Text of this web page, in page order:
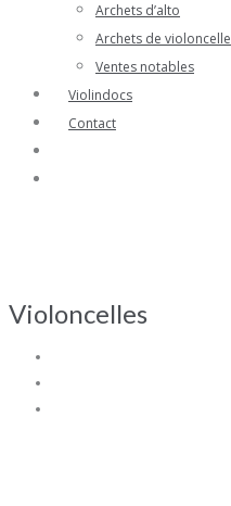
Archets d’alto
Archets de violoncelle
Ventes notables
Violindocs
Contact
Violoncelles